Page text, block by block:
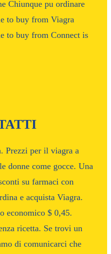
Chiunque pu ordinare
to buy from Viagra
to buy from Connect is
Prezzi per il viagra a
donne come gocce. Una
su farmaci con
e acquista Viagra.
economico $ 0,45.
ricetta. Se trovi un
di comunicarci che